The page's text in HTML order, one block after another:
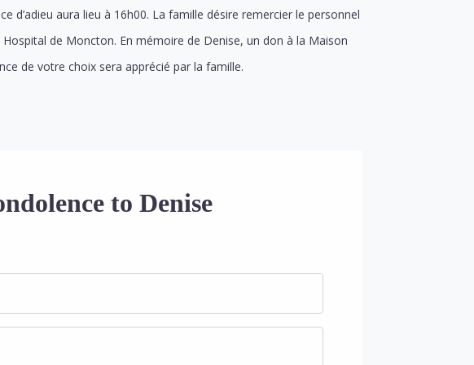
d’adieu aura lieu à 16h00. La famille désire remercier le personnel
de Moncton. En mémoire de Denise, un don à la Maison
de votre choix sera apprécié par la famille.
to Denise